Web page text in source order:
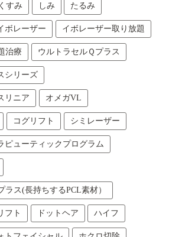
くすみ しみ たるみ
ボレーザー イボレーザー取り放題
治療 ウルトラセルＱプラス
シリーズ
リニア オメガVL
コグリフト シミレーザー
ピューティックプログラム
ラス(長持ちするPCL素材）
フト ドットヘア ハイフ